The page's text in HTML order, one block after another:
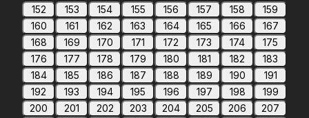
152
153 154 155 156 157 158
159
160
161 162 163 164 165 166
167
168
169 170 171 172 173 174
175
176
177 178 179 180 181 182
183
184
185 186 187 188 189 190
191
192
193 194 195 196 197 198
199
200
201 202 203 204 205 206
207